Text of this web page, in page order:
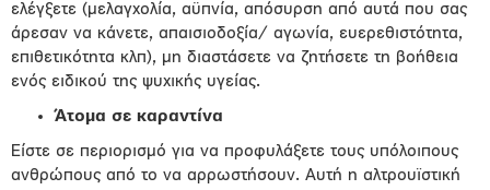
ελέγξετε (μελαγχολία, αϋπνία, απόσυρση από αυτά που σας
άρεσαν να κάνετε, απαισιοδοξία/ αγωνία, ευερεθιστότητα,
επιθετικότητα κλπ), μη διαστάσετε να ζητήσετε τη βοήθεια
ενός ειδικού της ψυχικής υγείας.
Άτομα σε καραντίνα
Είστε σε περιορισμό για να προφυλάξετε τους υπόλοιπους
ανθρώπους από το να αρρωστήσουν. Αυτή η αλτρουϊστική